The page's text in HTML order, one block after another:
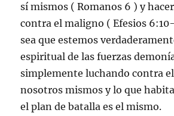
sí mismos ( Romanos 6 ) y
contra el maligno ( Efesios
sea que estemos
espiritual de las fuerzas
simplemente luchando contra
nosotros mismos y lo que
el plan de batalla es el mismo.